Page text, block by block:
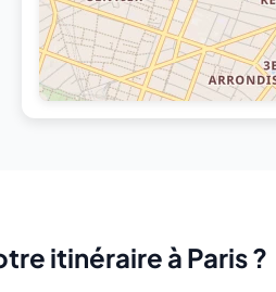
itinéraire à Paris ?